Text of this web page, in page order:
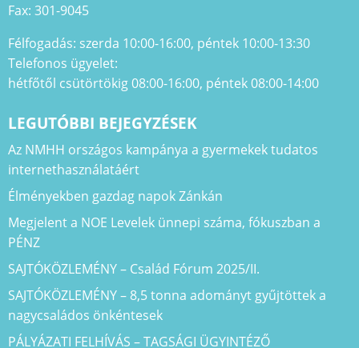
Fax: 301-9045
Félfogadás: szerda 10:00-16:00, péntek 10:00-13:30
Telefonos ügyelet:
hétfőtől csütörtökig 08:00-16:00, péntek 08:00-14:00
LEGUTÓBBI BEJEGYZÉSEK
Az NMHH országos kampánya a gyermekek tudatos
internethasználatáért
Élményekben gazdag napok Zánkán
Megjelent a NOE Levelek ünnepi száma, fókuszban a
PÉNZ
SAJTÓKÖZLEMÉNY – Család Fórum 2025/II.
SAJTÓKÖZLEMÉNY – 8,5 tonna adományt gyűjtöttek a
nagycsaládos önkéntesek
PÁLYÁZATI FELHÍVÁS – TAGSÁGI ÜGYINTÉZŐ